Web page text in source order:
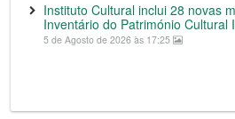
Instituto Cultural inclui 28 novas
Inventário do Património Cultural
5 de Agosto de 2026 às 17:25